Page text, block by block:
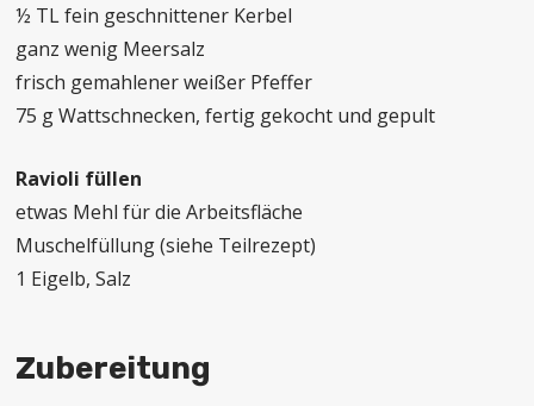
½ TL fein geschnittener Kerbel
ganz wenig Meersalz
frisch gemahlener weißer Pfeffer
75 g Wattschnecken, fertig gekocht und gepult
Ravioli füllen
etwas Mehl für die Arbeitsfläche
Muschelfüllung (siehe Teilrezept)
1 Eigelb, Salz
Zubereitung